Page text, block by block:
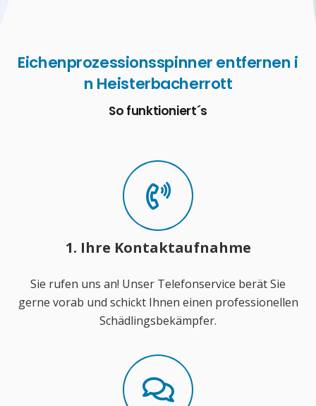
Eichenprozessionsspinner entfernen i
n Heisterbacherrott
So funktioniert´s
1. Ihre Kontaktaufnahme
Sie rufen uns an! Unser Telefonservice berät Sie
gerne vorab und schickt Ihnen einen professionellen
Schädlingsbekämpfer.